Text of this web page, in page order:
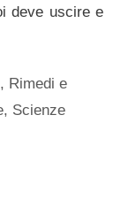
deve uscire e
, Rimedi e
, Scienze